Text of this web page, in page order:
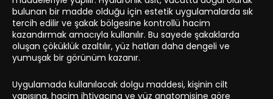
bulunan bir madde olduğu için estetik uygulamalarda sık
tercih edilir ve şakak bölgesine kontrollü hacim
kazandırmak amacıyla kullanılır. Bu sayede şakaklarda
oluşan çöküklük azaltılır, yüz hatları daha dengeli ve
yumuşak bir görünüm kazanır.
Uygulamada kullanılacak dolgu maddesi, kişinin cilt
yapısına, hacim ihtiyacına ve yüz anatomisine göre